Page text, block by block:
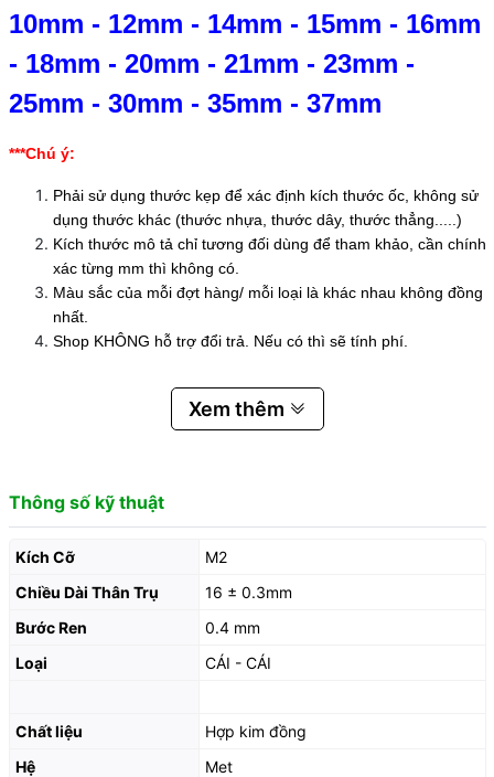
10mm - 12mm - 14mm - 15mm - 16mm
- 18mm - 20mm - 21mm - 23mm -
25mm - 30mm - 35mm - 37mm
***Chú ý:
Phải sử dụng thước kẹp để xác định kích thước ốc, không sử
dụng thước khác (thước nhựa, thước dây, thước thẳng.....)
Kích thước mô tả chỉ tương đối dùng để tham khảo, cần chính
xác từng mm thì không có.
Màu sắc của mỗi đợt hàng/ mỗi loại là khác nhau không đồng
nhất.
Shop KHÔNG hỗ trợ đổi trả. Nếu có thì sẽ tính phí.
Xem thêm
Thông số kỹ thuật
Kích Cỡ
M2
Chiều Dài Thân Trụ
16 ± 0.3mm
Bước Ren
0.4 mm
Loại
CÁI - CÁI
Chất liệu
Hợp kim đồng
Hệ
Met